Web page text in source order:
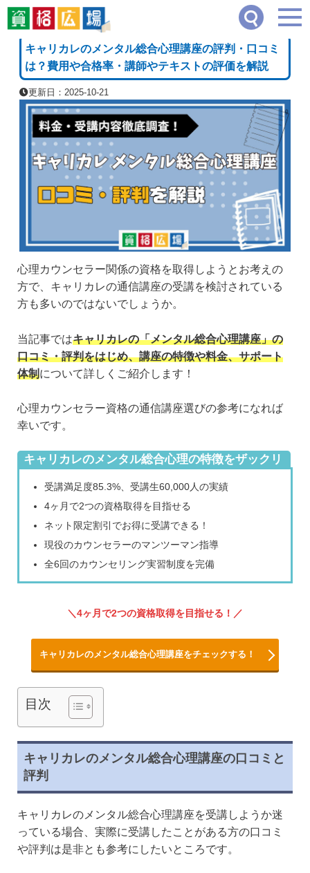
資格広場≫ 専門学校・通信講座・教材資料請求 キャリカレのメンタル総合心理
[PR]
キャリカレのメンタル総合心理講座の評判・口コミ
は？費用や合格率・講師やテキストの評価を解説
更新日：2025-10-21
心理カウンセラー関係の資格を取得しようとお考えの
方で、キャリカレの通信講座の受講を検討されている
方も多いのではないでしょうか。
当記事ではキャリカレの「メンタル総合心理講座」の
口コミ・評判をはじめ、講座の特徴や料金、サポート
体制について詳しくご紹介します！
心理カウンセラー資格の通信講座選びの参考になれば
幸いです。
キャリカレのメンタル総合心理の特徴をザックリ
受講満足度85.3%、受講生60,000人の実績
4ヶ月で2つの資格取得を目指せる
ネット限定割引でお得に受講できる！
現役のカウンセラーのマンツーマン指導
全6回のカウンセリング実習制度を完備
4ヶ月で2つの資格取得を目指せる！
キャリカレのメンタル総合心理講座をチェックする！
目次
キャリカレのメンタル総合心理講座の口コミと
評判
キャリカレのメンタル総合心理講座を受講しようか迷
っている場合、実際に受講したことがある方の口コミ
や評判は是非とも参考にしたいところです。